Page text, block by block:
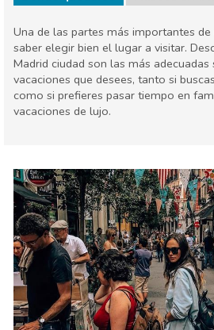
Una de las partes más importantes de
saber elegir bien el lugar a visitar.
Madrid ciudad son las más
vacaciones que desees, tanto si
como si prefieres pasar tiempo en
vacaciones de lujo.
Agenda de eventos
Comida &
Deporte & aventura
Dónde
Museos & Arte